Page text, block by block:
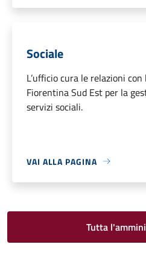
Sociale
L’ufficio cura le relazioni
Fiorentina Sud Est per la
servizi sociali.
VAI ALLA PAGINA
Tutta